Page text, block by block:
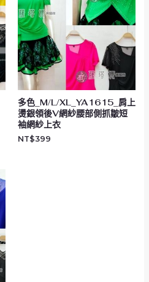
多色_M/L/XL_YA1615_肩上
燙銀領後V網紗腰部側抓皺短
袖網紗上衣
NT$399